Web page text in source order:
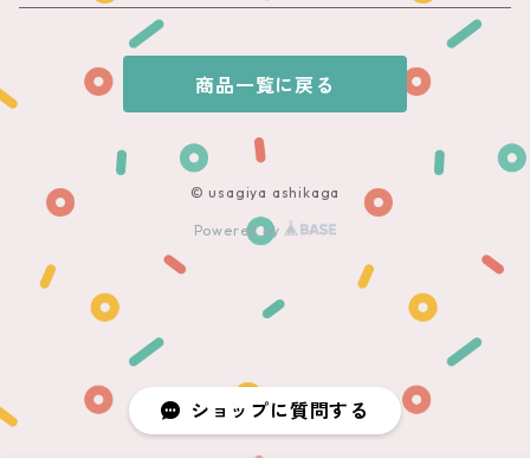
ショップに質問する
商品一覧に戻る
© usagiya ashikaga
Powered by